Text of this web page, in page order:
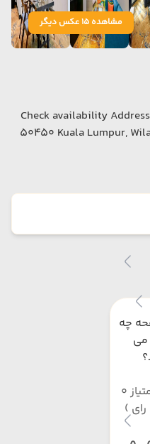
مشاهده 15 عکس دیگر
Check availability
50450 Kuala Lumpur,
چه
می
میانگین امتیاز 0